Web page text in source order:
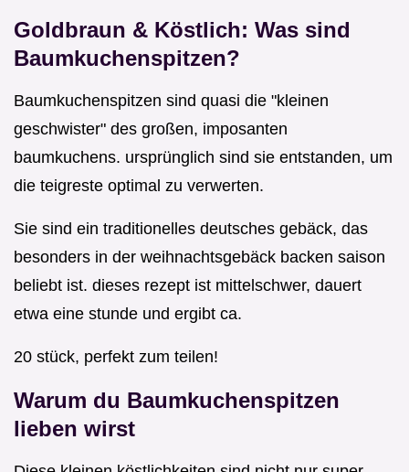
Goldbraun & Köstlich: Was sind
Baumkuchenspitzen?
Baumkuchenspitzen sind quasi die "kleinen
geschwister" des großen, imposanten
baumkuchens. ursprünglich sind sie entstanden, um
die teigreste optimal zu verwerten.
Sie sind ein traditionelles deutsches gebäck, das
besonders in der weihnachtsgebäck backen saison
beliebt ist. dieses rezept ist mittelschwer, dauert
etwa eine stunde und ergibt ca.
20 stück, perfekt zum teilen!
Warum du Baumkuchenspitzen
lieben wirst